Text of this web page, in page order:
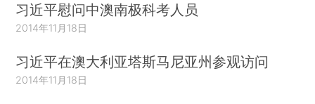
习近平慰问中澳南极科考人员
2014年11月18日
习近平在澳大利亚塔斯马尼亚州参观访问
2014年11月18日